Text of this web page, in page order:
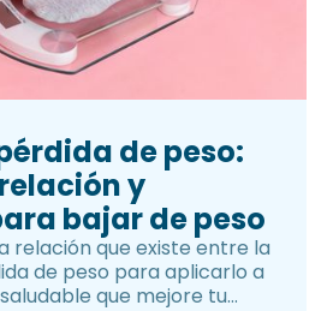
de peso:
y
bajar de peso
relación que existe entre la
de peso para aplicarlo a
que mejore tu